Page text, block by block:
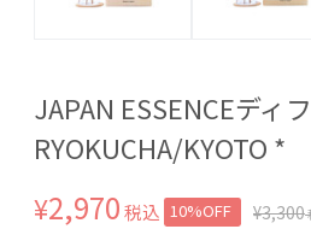
JAPAN ESSENCEディ
RYOKUCHA/KYOTO *
¥2,970税込 10%OFF ¥3,300